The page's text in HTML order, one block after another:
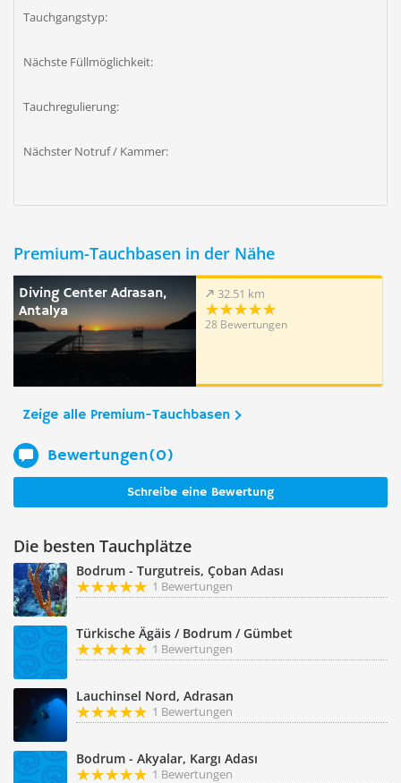
Tauchgangstyp:
Nächste Füllmöglichkeit:
Tauchregulierung:
Nächster Notruf / Kammer:
Premium-Tauchbasen in der Nähe
Diving Center Adrasan,
Antalya
32.51 km
28 Bewertungen
Zeige alle Premium-Tauchbasen
Bewertungen(0)
Schreibe eine Bewertung
Die besten Tauchplätze
Bodrum - Turgutreis, Çoban Adası
1 Bewertungen
Türkische Ägäis / Bodrum / Gümbet
1 Bewertungen
Lauchinsel Nord, Adrasan
1 Bewertungen
Bodrum - Akyalar, Kargı Adası
1 Bewertungen